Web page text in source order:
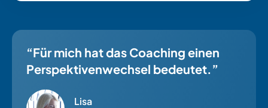
“Für mich hat das Coaching einen
Perspektivenwechsel bedeutet.”
Lisa